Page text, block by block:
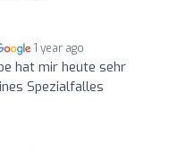
1 year ago
hat mir heute sehr
Spezialfalles